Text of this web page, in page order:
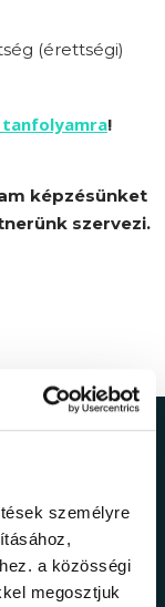
személyre
a közösségi
megosztjuk
(érettségi)
tanfolyamra!
képzésünket
szervezi.